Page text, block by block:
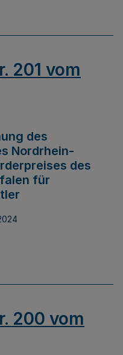
201 vom
des
Nordrhein-
des
für
200 vom